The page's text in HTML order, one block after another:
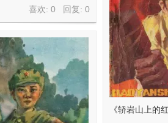
喜欢: 0 回复: 0
《轿岩山上的